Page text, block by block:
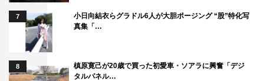
トアイドル、りんご娘が登場。
★毎年恒例！ボム編集部がTIFに行ってきた
★そのほか、兒玉遥、木下彩音、川口ゆりな、八木優希な
7
小日向結衣らグラドル6人が大胆ポージング “股”特化写
真集「…
8
槙原寛己が20歳で買った初愛車・ソアラに興奮「デジ
タルパネル…